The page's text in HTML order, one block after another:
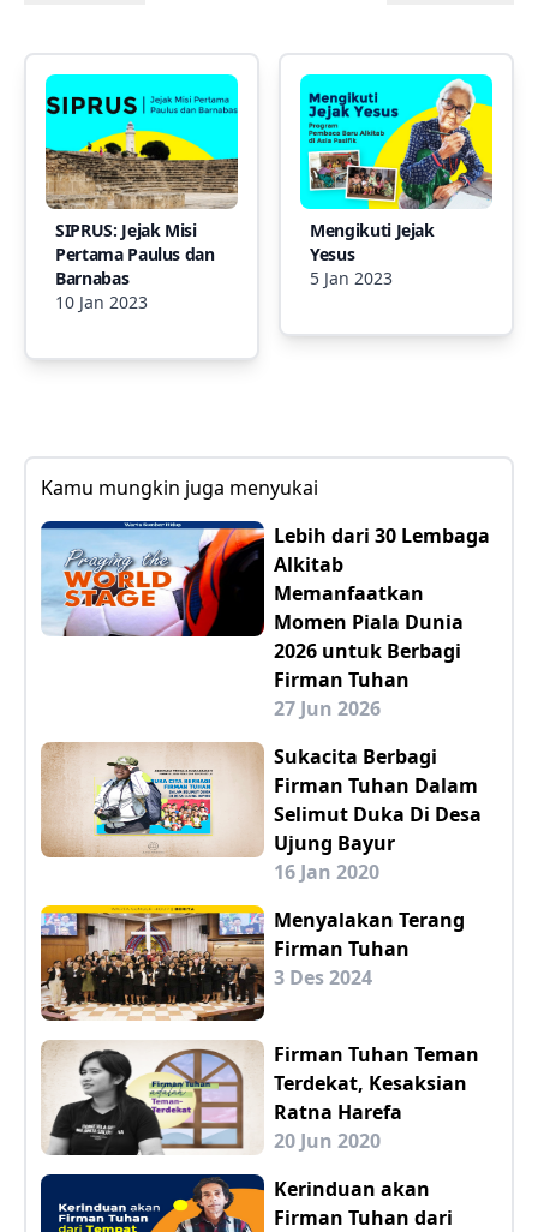
SIPRUS: Jejak Misi
Pertama Paulus dan
Barnabas
10 Jan 2023
Mengikuti Jejak
Yesus
5 Jan 2023
Kamu mungkin juga menyukai
Lebih dari 30 Lembaga
Alkitab
Memanfaatkan
Momen Piala Dunia
2026 untuk Berbagi
Firman Tuhan
27 Jun 2026
Sukacita Berbagi
Firman Tuhan Dalam
Selimut Duka Di Desa
Ujung Bayur
16 Jan 2020
Menyalakan Terang
Firman Tuhan
3 Des 2024
Firman Tuhan Teman
Terdekat, Kesaksian
Ratna Harefa
20 Jun 2020
Kerinduan akan
Firman Tuhan dari